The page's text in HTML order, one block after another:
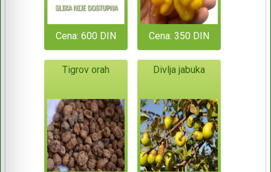
Cena: 600 DIN Cena: 350 DIN
Tigrov orah Divlja jabuka